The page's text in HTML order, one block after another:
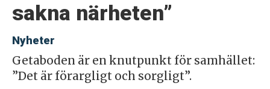
sakna närheten”
Nyheter
Getaboden är en knutpunkt för samhället:
”Det är förargligt och sorgligt”.